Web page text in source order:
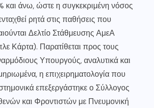
και άνω, ώστε η συγκεκριμένη νόσος
ρητά στις παθήσεις που
Δελτίο Στάθμευσης ΑμεΑ
Κάρτα). Παρατίθεται προς τους
Υπουργούς, αναλυτικά και
η επιχειρηματολογία που
επεξεργάστηκε ο Σύλλογος
και Φροντιστών με Πνευμονική